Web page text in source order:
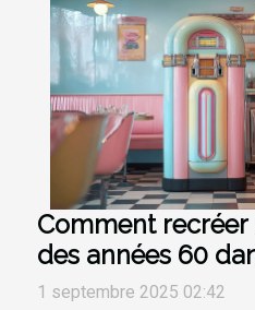
Comment
des années 60
1 septembre 2025 02:42